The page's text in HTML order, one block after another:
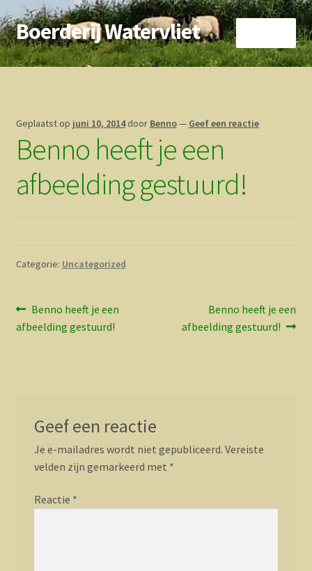
Ga
door
naar
Ga
direct
naar
Boerderij Watervliet
Home
Biokoe
Zorgboerderij
Geplaatst op juni 10, 2014 door Benno— Geef een reactie
Benno heeft je een
afbeelding gestuurd!
Categorie: Uncategorized
Bericht
navigatie
Vorig
bericht:
Benno heeft je een
afbeelding gestuurd!
Volgend
bericht:
Benno heeft je een
afbeelding gestuurd!
Geef een reactie
Je e-mailadres wordt niet gepubliceerd. Vereiste
velden zijn gemarkeerd met *
Reactie *